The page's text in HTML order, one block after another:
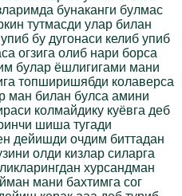
бунаканги булмас
тутмасди улар билан
бу дугонаси келиб упиб
огзига олиб нари борса
булар ёшлигигами мани
топширишябди колаверса
ман билан булса амини
колмайдику куёвга деб
шиша тугади
дейишди очдим биттадан
олди кизлар силарга
хурсандман
мани бахтимга сог